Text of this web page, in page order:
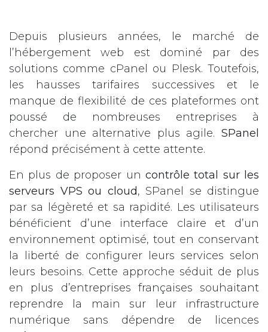
Depuis plusieurs années, le marché de
l’hébergement web est dominé par des
solutions comme cPanel ou Plesk. Toutefois,
les hausses tarifaires successives et le
manque de flexibilité de ces plateformes ont
poussé de nombreuses entreprises à
chercher une alternative plus agile. SPanel
répond précisément à cette attente.
En plus de proposer un contrôle total sur les
serveurs VPS ou cloud, SPanel se distingue
par sa légèreté et sa rapidité. Les utilisateurs
bénéficient d’une interface claire et d’un
environnement optimisé, tout en conservant
la liberté de configurer leurs services selon
leurs besoins. Cette approche séduit de plus
en plus d’entreprises françaises souhaitant
reprendre la main sur leur infrastructure
numérique sans dépendre de licences